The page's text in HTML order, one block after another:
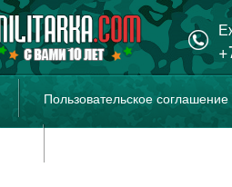
Пользовательское соглашение